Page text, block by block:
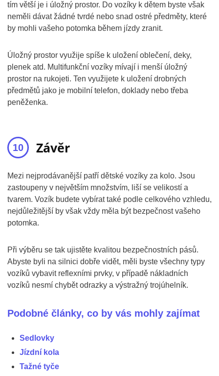
tím větší je i úložný prostor. Do vozíky k dětem byste však
neměli dávat žádné tvrdé nebo snad ostré předměty, které
by mohli vašeho potomka během jízdy zranit.
Úložný prostor využije spíše k uložení oblečení, deky,
plenek atd. Multifunkční vozíky mívají i menší úložný
prostor na rukojeti. Ten využijete k uložení drobných
předmětů jako je mobilní telefon, doklady nebo třeba
peněženka.
Závěr
Mezi nejprodávanější patří dětské vozíky za kolo. Jsou
zastoupeny v největším množstvím, liší se velikostí a
tvarem. Vozík budete vybírat také podle celkového vzhledu,
nejdůležitější by však vždy měla být bezpečnost vašeho
potomka.
Při výběru se tak ujistěte kvalitou bezpečnostních pásů.
Abyste byli na silnici dobře vidět, měli byste všechny typy
vozíků vybavit reflexními prvky, v případě nákladních
vozíků nesmí chybět odrazky a výstražný trojúhelník.
Podobné články, co by vás mohly zajímat
Sedlovky
Jízdní kola
Tažné tyče